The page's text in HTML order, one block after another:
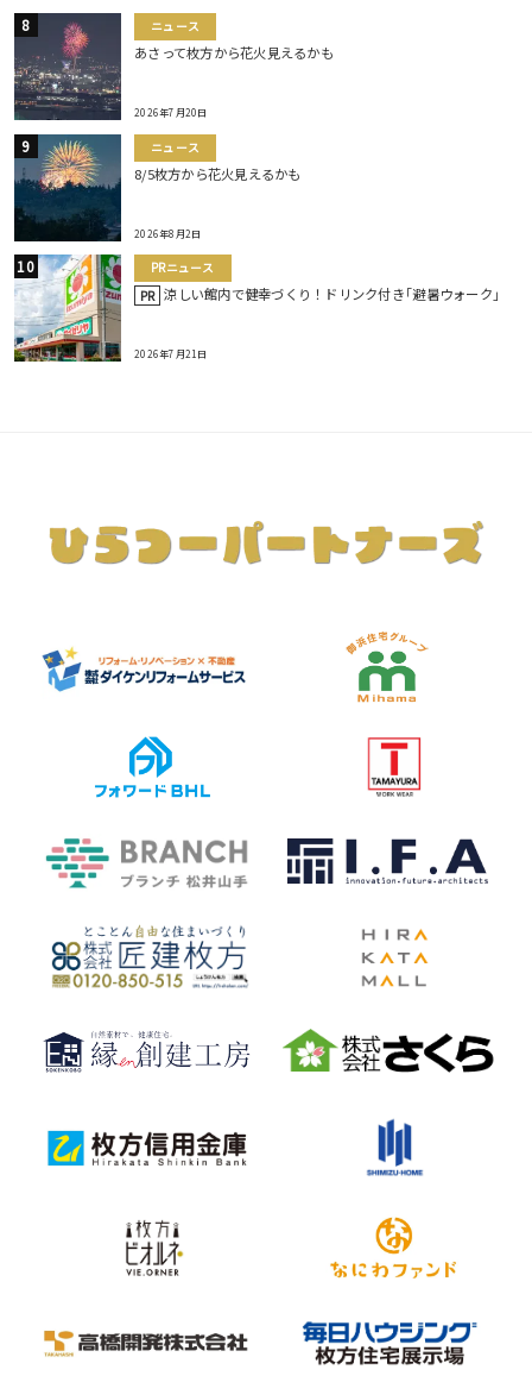
ニュース
あさって枚方から花火見えるかも
2026年7月20日
ニュース
8/5枚方から花火見えるかも
2026年8月2日
PRニュース
PR 涼しい館内で健幸づくり！ドリンク付き｢避暑ウォーク｣
2026年7月21日